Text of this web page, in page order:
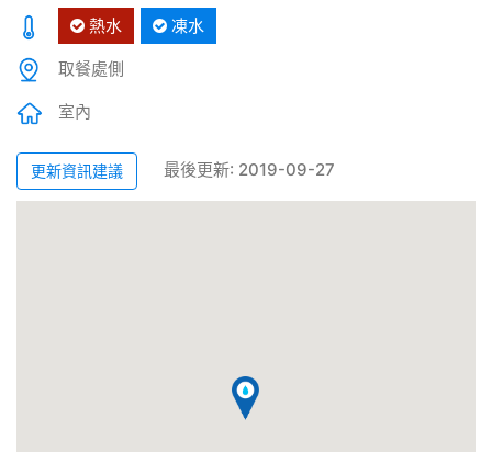
熱水 凍水
取餐處側
室內
更新資訊建議 最後更新: 2019-09-27